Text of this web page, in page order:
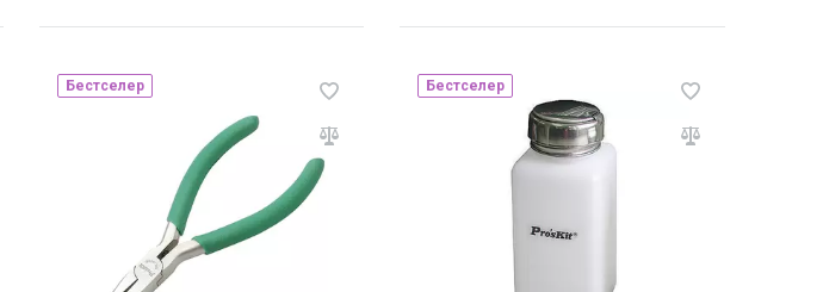
Наявність на складі: Львів
Бестселер Бестселер